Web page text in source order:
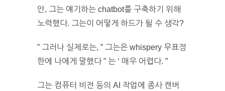
안, 그는 얘기하는 chatbot를 구축하기 위해
노력했다. 그는이 어떻게 하드가 될 수 생각?
” 그러나 실제로는, ” 그는은 whispery 무표정
한에 나에게 말했다 ” 는 ‘ 매우 어렵다. ”
그는 컴퓨터 비전 등의 AI 작업에 종사 캔버